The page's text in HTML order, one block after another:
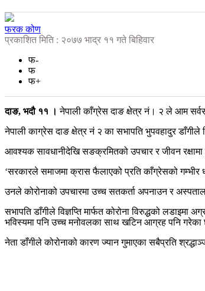
फरक कोण
प्रकाशित मिति : २०७७ भाद्र ११ गते बिहिवार
फ-
फ
फ+
दाङ, भदौ ११ ।नेपाली काँग्रेस दाङ क्षेत्र नं। २ ले आम
नेपाली काग्रेस दाङ क्षेत्र नं २ का सभापति भुपवहादुर डाँगीले
आवश्यक सावधानीदेखि सङक्रमितको उपचार र जीवन
‘सरकारले समाजमा क्रास फैलाएको प्रति काँग्रेसको
उनले कोरोनाको उपचारमा उच्च सतकर्ता अपनाउन र
सभापति डाँगीले विज्ञप्ति मार्फत कोरोना विरुद्धको
भविस्यमा पनि उच्च मनोवलका साथ खटिन आग्रह पनि गरेका
नेता डाँगीले कोरोनाको कारण ज्यान गुमाएका सबैप्रति